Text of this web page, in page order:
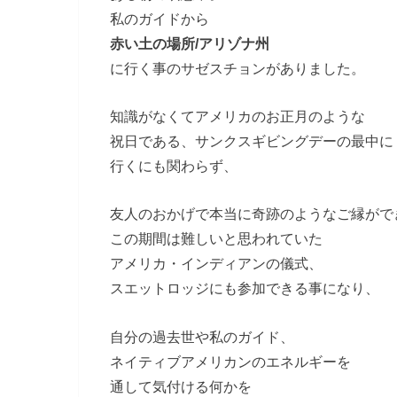
私のガイドから
赤い土の場所/アリゾナ州
に行く事のサゼスチョンがありました。
知識がなくてアメリカのお正月のような
祝日である、サンクスギビングデーの最中に
行くにも関わらず、
友人のおかげで本当に奇跡のようなご縁がで
この期間は難しいと思われていた
アメリカ・インディアンの儀式、
スエットロッジにも参加できる事になり、
自分の過去世や私のガイド、
ネイティブアメリカンのエネルギーを
通して気付ける何かを